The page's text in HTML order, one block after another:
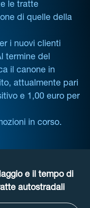
le tratte
di quelle della
i nuovi clienti
termine del
il canone in
attualmente pari
e 1,00 euro per
in corso.
e il tempo di
autostradali